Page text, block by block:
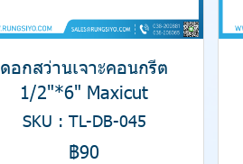
ดอกสว่านเจาะคอนกรีต
1/2"*6" Maxicut
SKU : TL-DB-045
฿90